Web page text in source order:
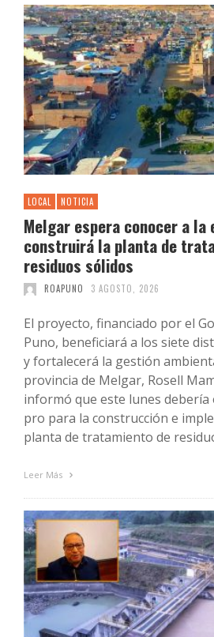
LOCAL NOTICIA
Melgar espera conocer a la
construirá la planta de
residuos sólidos
ROAPUNO 3 AGOSTO, 2026
El proyecto, financiado por el
Puno, beneficiará a los siete
y fortalecerá la gestión
provincia de Melgar, Rosell
informó que este lunes
pro para la construcción e
planta de tratamiento de
Leer Más